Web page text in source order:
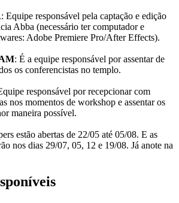
: Equipe responsável pela captação e edição
Abba (necessário ter computador e
Adobe Premiere Pro/After Effects).
: É a equipe responsável por assentar de
os conferencistas no templo.
responsável por recepcionar com
nos momentos de workshop e assentar os
maneira possível.
estão abertas de 22/05 até 05/08. E as
nos dias 29/07, 05, 12 e 19/08. Já anote na